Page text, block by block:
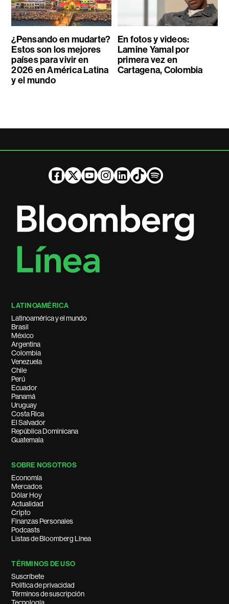
¿Pensando en mudarte?
Estos son los mejores
países para vivir en
2026 en América Latina
y el mundo
En fotos y videos:
Lamine Yamal por
primera vez en
Cartagena, Colombia
LATINOAMÉRICA
Latinoamérica y el mundo
Brasil
México
Argentina
Colombia
Venezuela
Chile
Perú
Ecuador
Panamá
Uruguay
Costa Rica
El Salvador
República Dominicana
Guatemala
SOBRE NOSOTROS
Economía
Mercados
Dólar Hoy
Actualidad
Cripto
Finanzas Personales
Podcasts
Listas de Bloomberg Línea
TÉRMINOS DE USO
Suscríbete
Política de privacidad
Términos de suscripción